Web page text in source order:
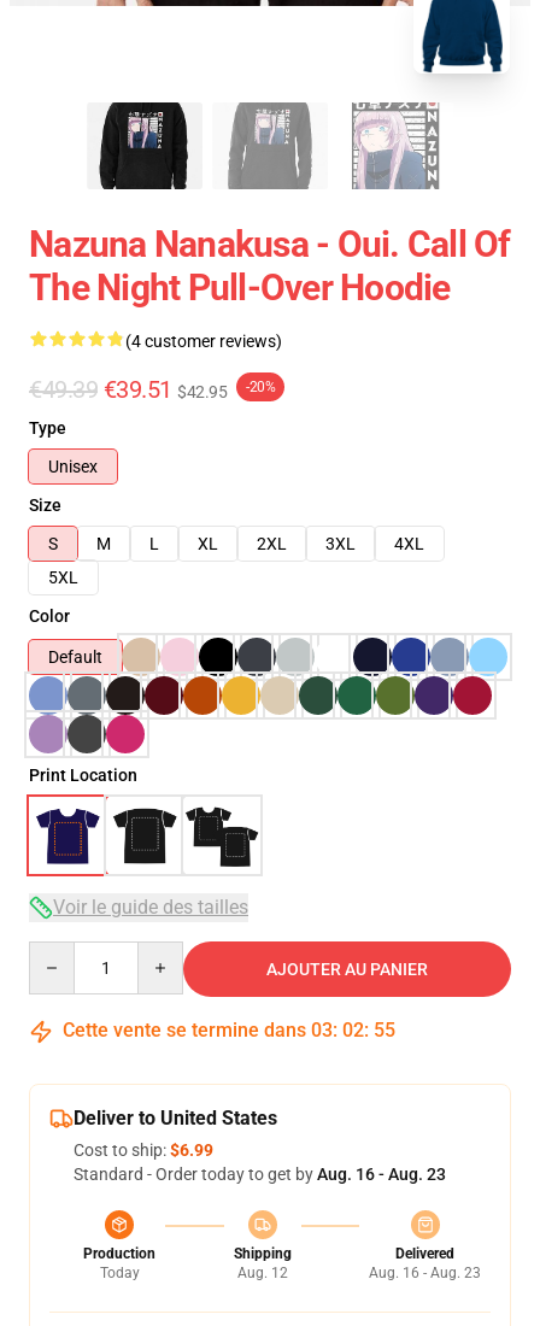
Nazuna Nanakusa - Oui. Call Of
The Night Pull-Over Hoodie
(4 customer reviews)
€49.39 €39.51 $42.95 -20%
Type
Unisex
Size
S
M L XL 2XL 3XL
4XL
5XL
Color
Default
Print Location
Voir le guide des tailles
AJOUTER AU PANIER
Cette vente se termine dans 03: 02: 54
Deliver to United States
Cost to ship:$6.99
Standard - Order today to get byAug. 16 - Aug. 23
Production
Today
Shipping
Aug. 12
Delivered
Aug. 16 - Aug. 23